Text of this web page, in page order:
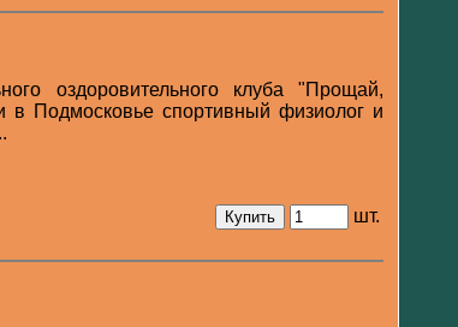
оздоровительного клуба "Прощай,
в Подмосковье спортивный физиолог и
шт.